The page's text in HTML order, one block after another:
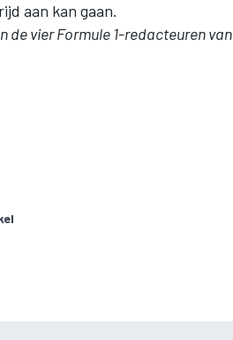
aan kan gaan.
vier Formule 1-redacteuren van